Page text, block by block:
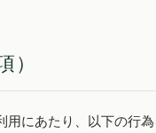
）
にあたり、以下の行為